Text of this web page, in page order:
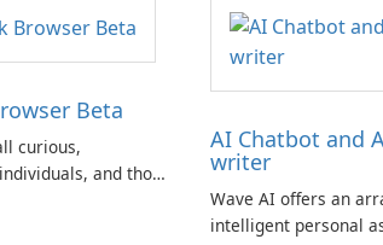
Beta
curious,
and those
AI Chatbot and
writer
Wave AI offers an
intelligent personal